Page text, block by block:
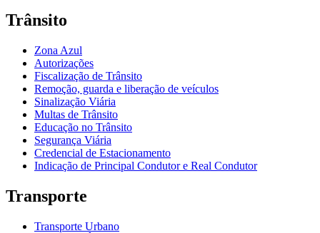
Trânsito
Zona Azul
Autorizações
Fiscalização de Trânsito
Remoção, guarda e liberação de veículos
Sinalização Viária
Multas de Trânsito
Educação no Trânsito
Segurança Viária
Credencial de Estacionamento
Indicação de Principal Condutor e Real Condutor
Transporte
Transporte Urbano